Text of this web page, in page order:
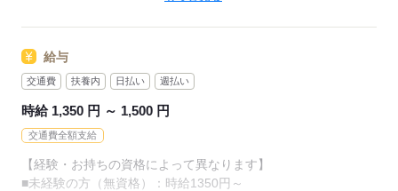
その都度ご提案いたします。
いつでも相談してください。
応募する
◆自分の世界を広げてみたい
当社でお仕事を始めた方の約60％が未経験スタート！
"話を聞いてから決めたい"という方も歓迎いたします
給与
交通費 扶養内 日払い 週払い
時給 1,350 円 ～ 1,500 円
交通費全額支給
【経験・お持ちの資格によって異なります】
■未経験の方（無資格）：時給1350円～